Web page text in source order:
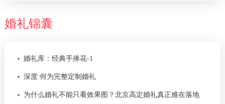
婚礼锦囊
婚礼库：经典手捧花-1
深度:何为完整定制婚礼
为什么婚礼不能只看效果图？北京高定婚礼真正难在落地